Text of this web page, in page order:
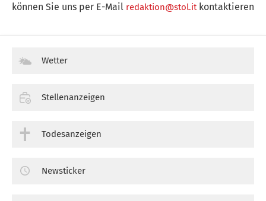
können Sie uns per E-Mail redaktion@stol.itkontaktieren
Wetter
Stellenanzeigen
Todesanzeigen
Newsticker